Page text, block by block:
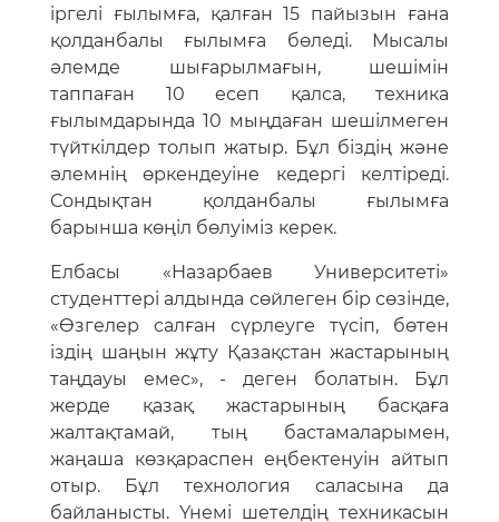
іргелі ғылымға, қалған 15 пайызын ғана
қолданбалы ғылымға бөледі. Мысалы
әлемде шығарылмағын, шешімін
таппаған 10 есеп қалса, техника
ғылымдарында 10 мыңдаған шешілмеген
түйткілдер толып жатыр. Бұл біздің және
әлемнің өркендеуіне кедергі келтіреді.
Сондықтан қолданбалы ғылымға
барынша көңіл бөлуіміз керек.
Елбасы «Назарбаев Университеті»
студенттері алдында сөйлеген бір сөзінде,
«Өзгелер салған сүрлеуге түсіп, бөтен
іздің шаңын жұту Қазақстан жастарының
таңдауы емес», - деген болатын. Бұл
жерде қазақ жастарының басқаға
жалтақтамай, тың бастамаларымен,
жаңаша көзқараспен еңбектенуін айтып
отыр. Бұл технология саласына да
байланысты. Үнемі шетелдің техникасын